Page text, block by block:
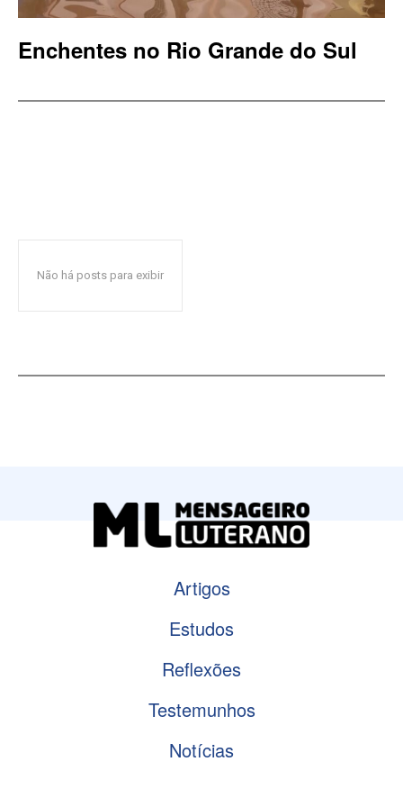
Enchentes no Rio Grande do Sul
Não há posts para exibir
Artigos
Estudos
Reflexões
Testemunhos
Notícias